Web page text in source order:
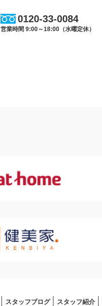
0120-33-0084
営業時間 9:00～18:00（水曜定休）
スタッフブログ スタッフ紹介